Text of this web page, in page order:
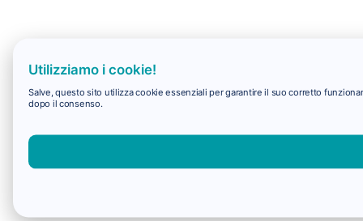
Utilizziamo i cookie!
Salve, questo sito utilizza cookie essenziali per garantire il suo corretto
dopo il consenso.